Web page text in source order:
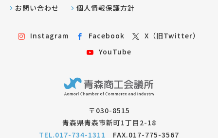
お問い合わせ
個人情報保護方針
Instagram Facebook
X（旧Twitter）
YouTube
〒030-8515
青森県青森市新町1丁目2-18
TEL.017-734-1311
FAX.017-775-3567